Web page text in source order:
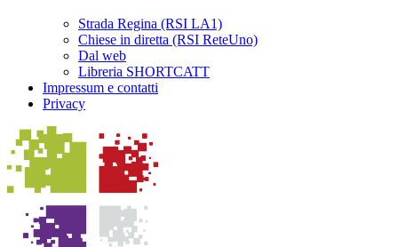
Strada Regina (RSI LA1)
Chiese in diretta (RSI ReteUno)
Dal web
Libreria SHORTCATT
Impressum e contatti
Privacy